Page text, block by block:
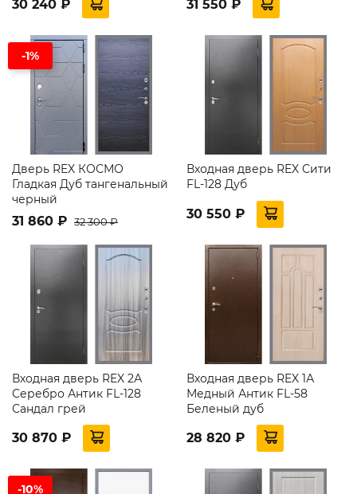
30 240 ₽ 31 550 ₽
-1%
Дверь REX КОСМО
Гладкая Дуб тангенальный
черный
31 860 ₽ 32 300 ₽
Входная дверь REX Сити
FL-128 Дуб
30 550 ₽
Входная дверь REX 2А
Серебро Антик FL-128
Сандал грей
30 870 ₽
Входная дверь REX 1А
Медный Антик FL-58
Беленый дуб
28 820 ₽
-10%